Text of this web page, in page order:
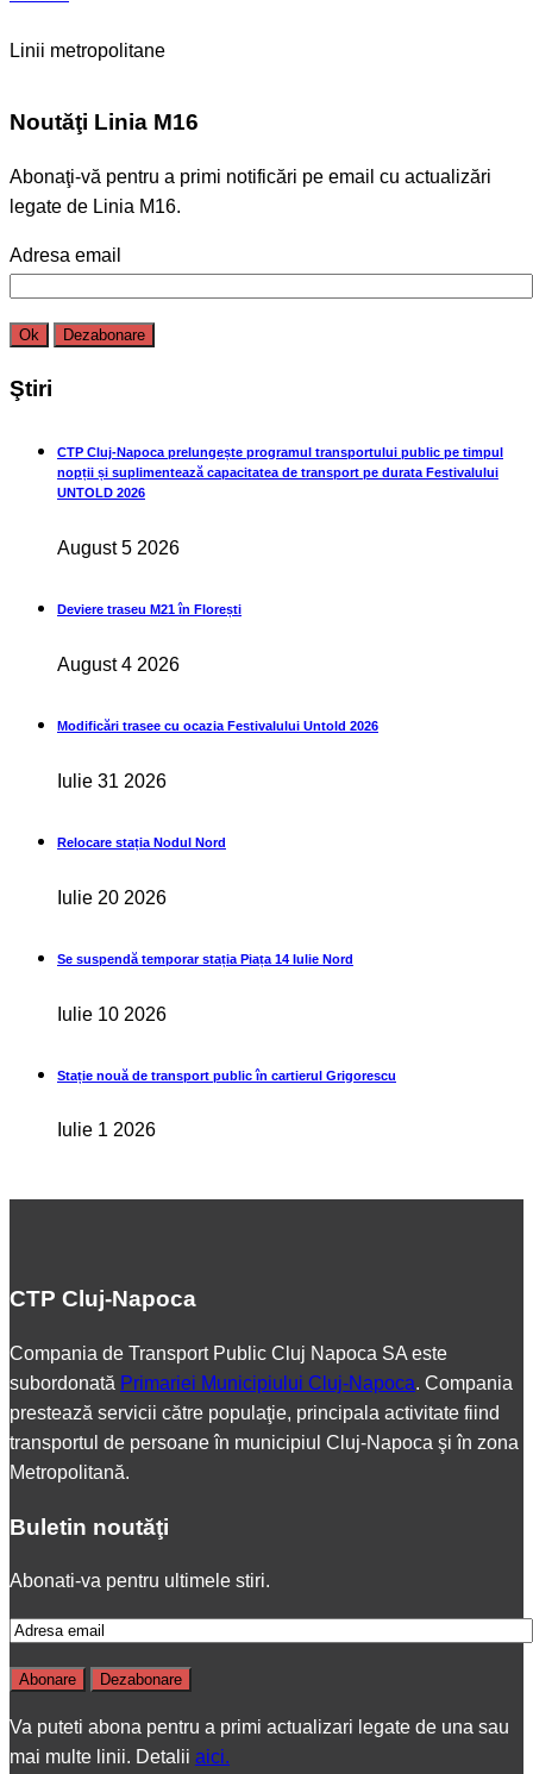
Linii metropolitane
Noutăţi Linia M16
Abonaţi-vă pentru a primi notificări pe email cu actualizări
legate de Linia M16.
Adresa email
Ştiri
CTP Cluj-Napoca prelungește programul transportului public pe timpul
nopții și suplimentează capacitatea de transport pe durata Festivalului
UNTOLD 2026
August 5 2026
Deviere traseu M21 în Florești
August 4 2026
Modificări trasee cu ocazia Festivalului Untold 2026
Iulie 31 2026
Relocare stația Nodul Nord
Iulie 20 2026
Se suspendă temporar stația Piața 14 Iulie Nord
Iulie 10 2026
Stație nouă de transport public în cartierul Grigorescu
Iulie 1 2026
CTP Cluj-Napoca
Compania de Transport Public Cluj Napoca SA este
subordonată Primariei Municipiului Cluj-Napoca. Compania
prestează servicii către populaţie, principala activitate fiind
transportul de persoane în municipiul Cluj-Napoca şi în zona
Metropolitană.
Buletin noutăţi
Abonati-va pentru ultimele stiri.
Va puteti abona pentru a primi actualizari legate de una sau
mai multe linii. Detalii aici.